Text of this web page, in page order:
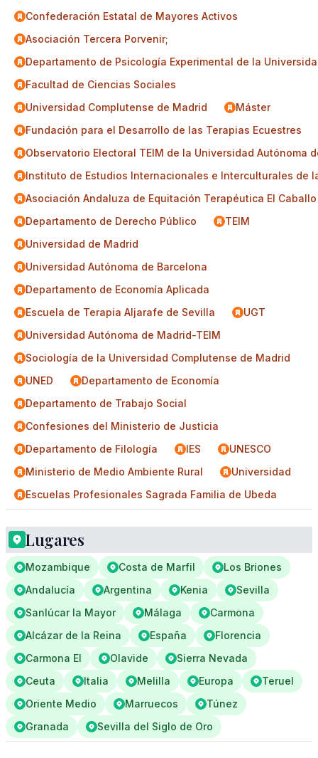
Confederación Estatal de Mayores Activos
Asociación Tercera Porvenir;
Departamento de Psicología Experimental de la
Facultad de Ciencias Sociales
Universidad Complutense de Madrid
Máster
Fundación para el Desarrollo de las Terapias Ecuestres
Observatorio Electoral TEIM de la Universidad Autónoma
Instituto de Estudios Internacionales e Interculturales de
Asociación Andaluza de Equitación Terapéutica El Caballo
Departamento de Derecho Público
TEIM
Universidad de Madrid
Universidad Autónoma de Barcelona
Departamento de Economía Aplicada
Escuela de Terapia Aljarafe de Sevilla
UGT
Universidad Autónoma de Madrid-TEIM
Sociología de la Universidad Complutense de Madrid
UNED
Departamento de Economía
Departamento de Trabajo Social
Confesiones del Ministerio de Justicia
Departamento de Filología
IES
UNESCO
Ministerio de Medio Ambiente Rural
Universidad
Escuelas Profesionales Sagrada Familia de Ubeda
Lugares
Mozambique Costa de Marfil
Los Briones
Andalucía
Argentina Kenia
Sevilla
Sanlúcar la Mayor
Málaga
Carmona
Alcázar de la Reina
España
Florencia
Carmona El
Olavide
Sierra Nevada
Ceuta
Italia Melilla Europa
Teruel
Oriente Medio
Marruecos
Túnez
Granada
Sevilla del Siglo de Oro